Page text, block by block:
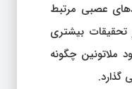
عصبی مرتبط
تحقیقات بیشتری
چگونه
گذارد.